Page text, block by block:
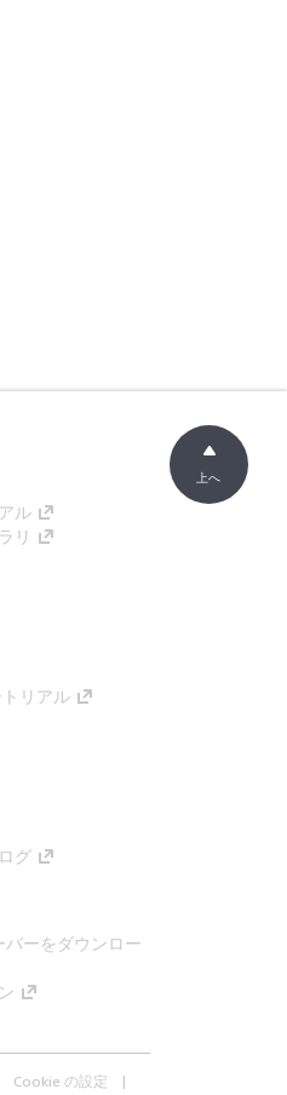
ル
リ
リアル
グ
バーをダウンロー
Cookie の設定
上へ